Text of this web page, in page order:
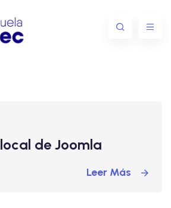
de Joomla
Leer Más